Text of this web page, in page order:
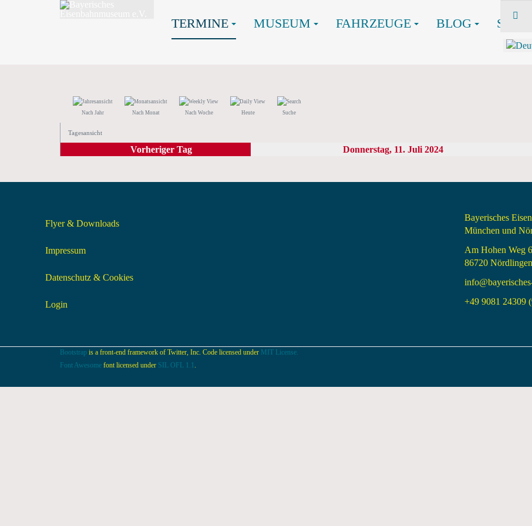
TERMINE MUSEUM FAHRZEUGE BLOG SHOP
Nach Jahr Nach Monat Nach Woche Heute Suche
Tagesansicht
Vorheriger Tag Donnerstag, 11. Juli 2024
Flyer & Downloads
Impressum
Datenschutz & Cookies
Login
Bayerisches
München und
Am Hohen Weg
86720 Nördlingen
+49 9081 24309
Bootstrap is a front-end framework of Twitter, Inc. Code licensed under MIT License.
Font Awesome font licensed under SIL OFL 1.1 .